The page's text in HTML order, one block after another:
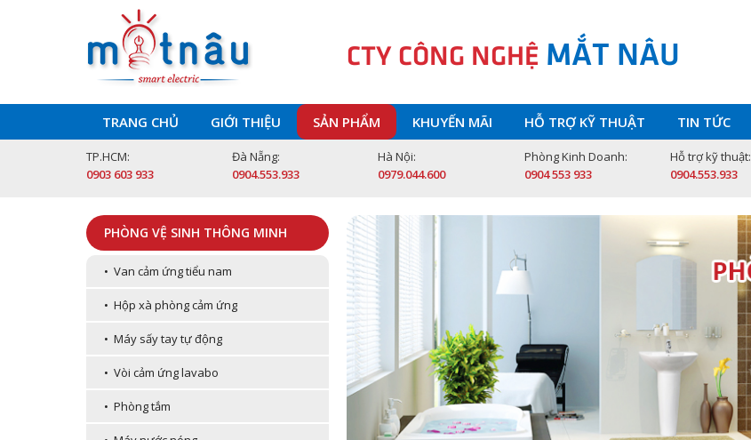
CTY CÔNG NGHỆ MẮT NÂU
TRANG CHỦ GIỚI THIỆU SẢN PHẨM KHUYẾN MÃI HỖ TRỢ KỸ THUẬT TIN TỨC
TP.HCM:
0903 603 933
Đà Nẵng:
0904.553.933
Hà Nội:
0979.044.600
Phòng Kinh Doanh:
0904 553 933
Hỗ trợ kỹ thuật:
0904.553.933
PHÒNG VỆ SINH THÔNG MINH
• Van cảm ứng tiểu nam
• Hộp xà phòng cảm ứng
• Máy sấy tay tự động
• Vòi cảm ứng lavabo
• Phòng tắm